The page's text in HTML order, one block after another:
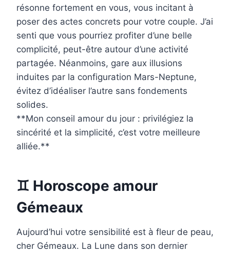
résonne fortement en vous, vous incitant à
poser des actes concrets pour votre couple. J’ai
senti que vous pourriez profiter d’une belle
complicité, peut-être autour d’une activité
partagée. Néanmoins, gare aux illusions
induites par la configuration Mars-Neptune,
évitez d’idéaliser l’autre sans fondements
solides.
**Mon conseil amour du jour : privilégiez la
sincérité et la simplicité, c’est votre meilleure
alliée.**
♊ Horoscope amour
Gémeaux
Aujourd’hui votre sensibilité est à fleur de peau,
cher Gémeaux. La Lune dans son dernier